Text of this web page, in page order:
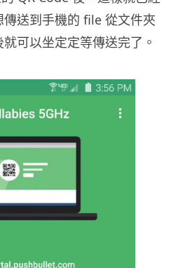
送到手機的 file 從文件夾
可以坐定定等傳送完了。